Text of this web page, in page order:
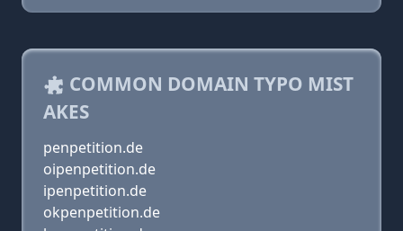
COMMON DOMAIN TYPO MIST
AKES
penpetition.de
oipenpetition.de
ipenpetition.de
okpenpetition.de